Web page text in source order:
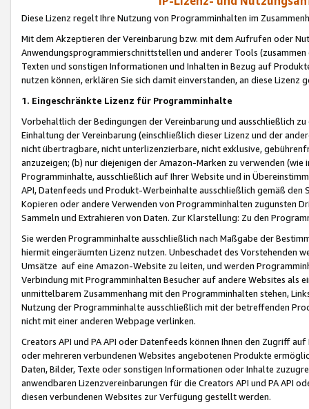
Diese Lizenz regelt Ihre Nutzung von Programminhalten im
Mit dem Akzeptieren der Vereinbarung bzw. mit dem Aufrufen oder
Anwendungsprogrammierschnittstellen und anderer Tools (zusammen
Texten und sonstigen Informationen und Inhalten in Bezug auf
nutzen können, erklären Sie sich damit einverstanden, an diese Lizenz
1. Eingeschränkte Lizenz für Programminhalte
Vorbehaltlich der Bedingungen der Vereinbarung und ausschließlich
Einhaltung der Vereinbarung (einschließlich dieser Lizenz und der
nicht übertragbare, nicht unterlizenzierbare, nicht exklusive,
anzuzeigen; (b) nur diejenigen der Amazon-Marken zu verwenden
Programminhalte, ausschließlich auf Ihrer Website und in
API, Datenfeeds und Produkt-Werbeinhalte ausschließlich gemäß
Kopieren oder andere Verwenden von Programminhalten zugunsten
Sammeln und Extrahieren von Daten. Zur Klarstellung: Zu den
Sie werden Programminhalte ausschließlich nach Maßgabe der
hiermit eingeräumten Lizenz nutzen. Unbeschadet des Vorstehenden
Umsätze auf eine Amazon-Website zu leiten, und werden
Verbindung mit Programminhalten Besucher auf andere Websites als
unmittelbarem Zusammenhang mit den Programminhalten stehen,
Nutzung der Programminhalte ausschließlich mit der betreffenden
nicht mit einer anderen Webpage verlinken.
Creators API und PA API oder Datenfeeds können Ihnen den Zugriff
oder mehreren verbundenen Websites angebotenen Produkte
Daten, Bilder, Texte oder sonstigen Informationen oder Inhalte
anwendbaren Lizenzvereinbarungen für die Creators API und PA API
diesen verbundenen Websites zur Verfügung gestellt werden.